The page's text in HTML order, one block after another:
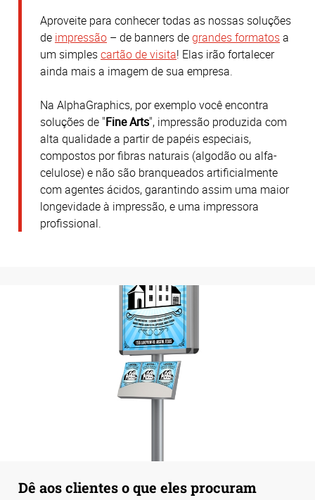
Aproveite para conhecer todas as nossas soluções
de impressão – de banners degrandes formatosa
um simplescartão de visita! Elas irão fortalecer
ainda mais a imagem de sua empresa.
Na AlphaGraphics, por exemplo você encontra
soluções de "Fine Arts", impressão produzida com
alta qualidade a partir de papéis especiais,
compostos por fibras naturais (algodão ou alfa-
celulose) e não são branqueados artificialmente
com agentes ácidos, garantindo assim uma maior
longevidade à impressão, e uma impressora
profissional.
Dê aos clientes o que eles procuram